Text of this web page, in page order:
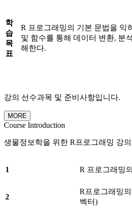
학
습
목
표
R 프로그래밍의 기본 문법을 익
및 함수를 통해 데이터 변환, 분
해한다.
강의 선수과목 및 준비사항입니다.
MORE
Course Introduction
생물정보학을 위한 R프로그래밍 강
1 R 프로그래밍
2
R프로그래밍
벡터)